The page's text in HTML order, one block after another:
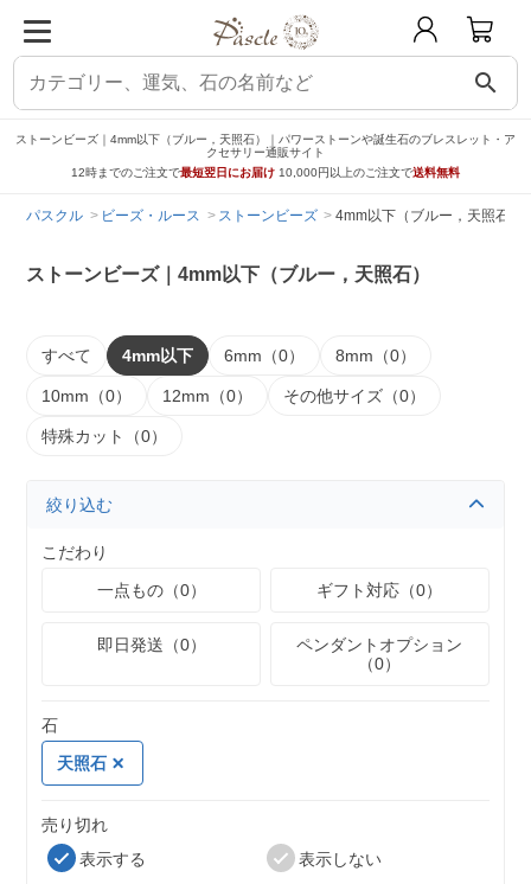
search
ストーンビーズ｜4mm以下（ブルー，天照石）｜パワーストーンや誕生石のブレスレット・ア
クセサリー通販サイト
12時までのご注文で最短翌日にお届け 10,000円以上のご注文で送料無料
パスクル ビーズ・ルース ストーンビーズ 4mm以下（ブルー，天照石）
ストーンビーズ｜4mm以下（ブルー，天照石）
すべて 4mm以下 6mm（0） 8mm（0）
10mm（0） 12mm（0） その他サイズ（0）
特殊カット（0）
絞り込む
こだわり
一点もの（0）
ギフト対応（0）
即日発送（0）
ペンダントオプション
（0）
石
天照石
売り切れ
表示する
表示しない